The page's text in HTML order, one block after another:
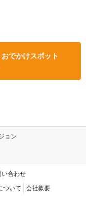
でかけスポット
ョン
い合わせ
ついて 会社概要